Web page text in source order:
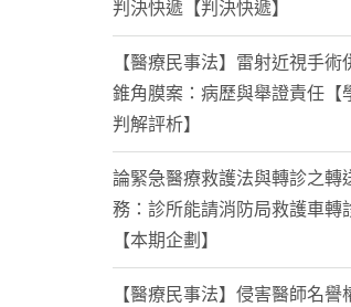
判決快遞【判決快遞】
【醫療民事法】雷射近視手術
錐角膜案：病歷與舉證責任【
判解評析】
論緊急醫療救護法與轉診之轉
務：診所能請消防局救護車轉
【本期企劃】
【醫療民事法】侵害醫師名譽